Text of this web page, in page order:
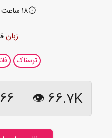
⏱️۱۸ ساعت و ۵۹ دقیقه
زبان
ترسناک
66.7K 👁
66